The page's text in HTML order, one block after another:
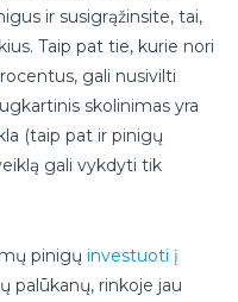
ir susigrąžinsite, tai,
Taip pat tie, kurie nori
gali nusivilti
skolinimas yra
(taip pat ir pinigų
gali vykdyti tik
pinigų investuoti į
palūkanų, rinkoje jau